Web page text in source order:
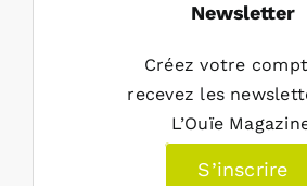
Newsletter
Créez votre
recevez les
L’Ouïe
S’inscrire